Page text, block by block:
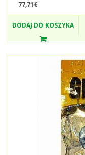
77,71€
DODAJ DO KOSZYKA